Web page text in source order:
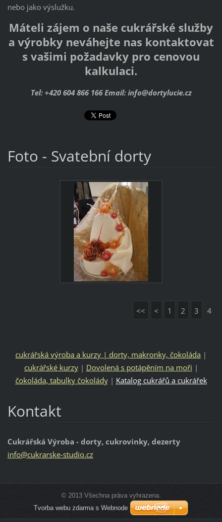
nebo jako výslužku.
Máteli zájem o naše cukrářské služby
a výrobky neváhejte nas kontaktovat
s vašimi požadavky pro cenovou
kalkulaci.
Tel: +420 604 866 166 Email: info@dortylucie.cz
Foto - Svatební dorty
<< < 1 2 3 4
cukrářská výroba a kurzy | dorty, makronky, čokoláda |
cukrářské kurzy| Dovolená s potápěním na moři |
čokoláda, tabulky čokolády| Katalog cukrářů a cukrářek
Kontakt
Cukrářská Výroba - dorty, cukrovinky, dezerty
info@cukrarske-studio.cz
© 2013 Všechna práva vyhrazena.
Tvorba webu zdarma s Webnode